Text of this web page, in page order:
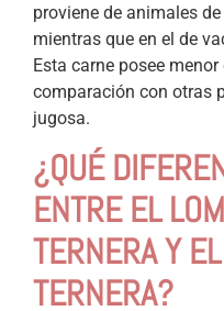
proviene de animales
mientras que en el de
Esta carne posee
comparación con otras
jugosa.
¿QUÉ
ENTRE EL
TERNERA Y
TERNERA?